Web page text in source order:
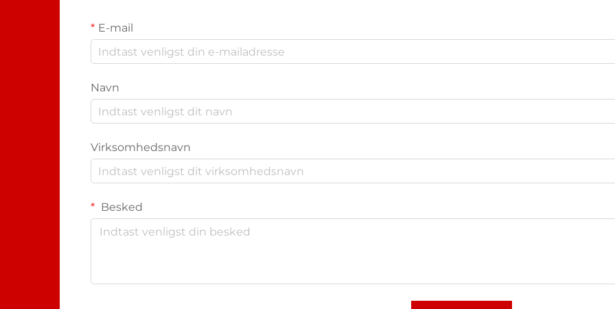
E-mail
Navn
Virksomhedsnavn
Besked